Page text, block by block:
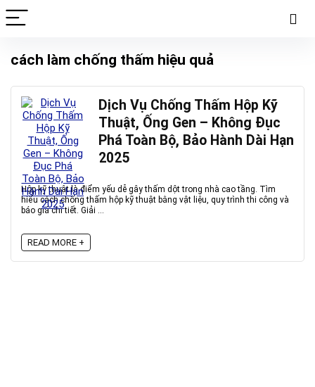
cách làm chống thấm hiệu quả
Dịch Vụ Chống Thấm Hộp Kỹ
Thuật, Ống Gen – Không Đục
Phá Toàn Bộ, Bảo Hành Dài Hạn
2025
Hộp kỹ thuật là điểm yếu dễ gây thấm dột trong nhà cao tầng. Tìm
hiểu cách chống thấm hộp kỹ thuật bằng vật liệu, quy trình thi công và
báo giá chi tiết. Giải ...
READ MORE +